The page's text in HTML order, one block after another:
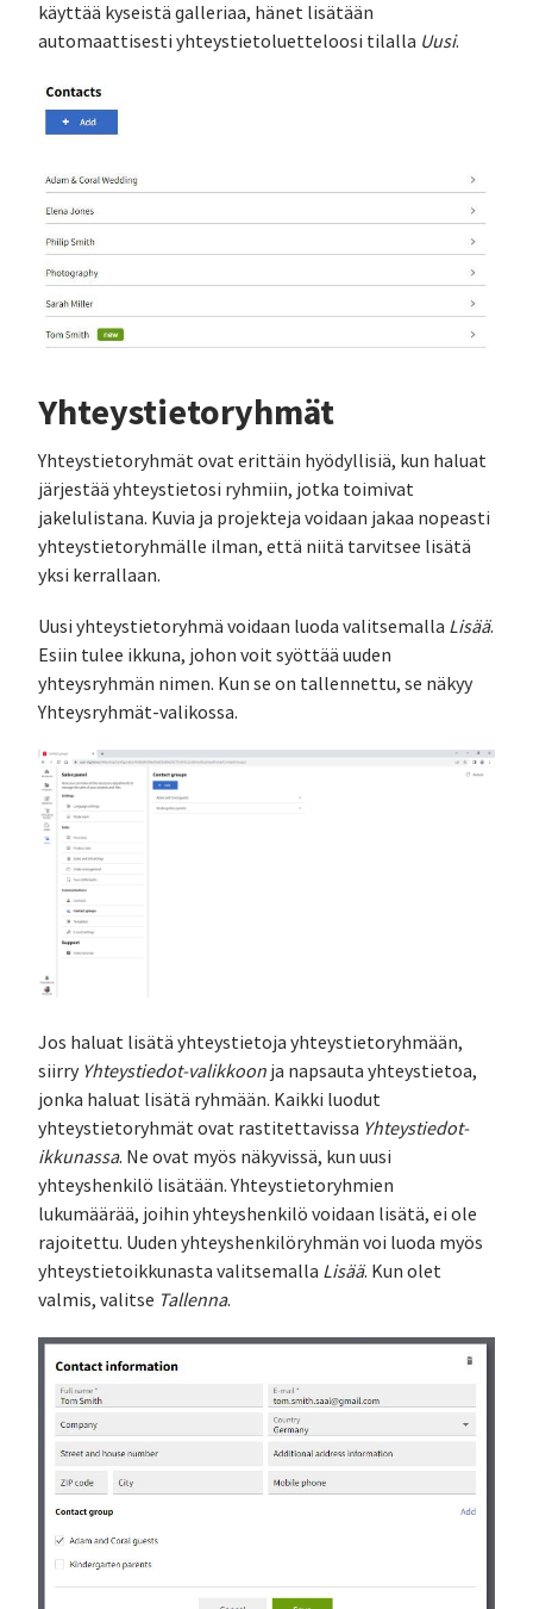
käyttää kyseistä galleriaa, hänet lisätään
automaattisesti yhteystietoluetteloosi tilalla Uusi.
Yhteystietoryhmät
Yhteystietoryhmät ovat erittäin hyödyllisiä, kun haluat
järjestää yhteystietosi ryhmiin, jotka toimivat
jakelulistana. Kuvia ja projekteja voidaan jakaa nopeasti
yhteystietoryhmälle ilman, että niitä tarvitsee lisätä
yksi kerrallaan.
Uusi yhteystietoryhmä voidaan luoda valitsemalla Lisää.
Esiin tulee ikkuna, johon voit syöttää uuden
yhteysryhmän nimen. Kun se on tallennettu, se näkyy
Yhteysryhmät-valikossa.
Jos haluat lisätä yhteystietoja yhteystietoryhmään,
siirry Yhteystiedot-valikkoon ja napsauta yhteystietoa,
jonka haluat lisätä ryhmään. Kaikki luodut
yhteystietoryhmät ovat rastitettavissa Yhteystiedot-
ikkunassa. Ne ovat myös näkyvissä, kun uusi
yhteyshenkilö lisätään. Yhteystietoryhmien
lukumäärää, joihin yhteyshenkilö voidaan lisätä, ei ole
rajoitettu. Uuden yhteyshenkilöryhmän voi luoda myös
yhteystietoikkunasta valitsemalla Lisää. Kun olet
valmis, valitse Tallenna.